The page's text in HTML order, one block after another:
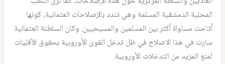
المحلية الدمشقية المسلمة وهي تندد بالإصلاحات العثمانية، كونها
أتاحت مساواة أكثر بين المسلمين والمسيحيين. وكان السلطنة العثمانية
سارت في هذا الاصلاح في ظل تدخل القوى الأوروبية بحقوق الأقليات
لمنع المزيد من التدخلات الأوروبية.